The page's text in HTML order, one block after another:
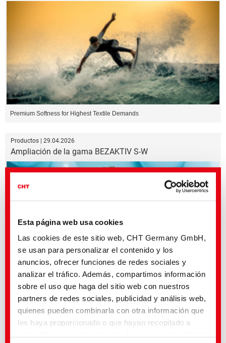
Esta página web usa cookies
Las cookies de este sitio web, CHT Germany GmbH,
se usan para personalizar el contenido y los
anuncios, ofrecer funciones de redes sociales y
analizar el tráfico. Además, compartimos información
sobre el uso que haga del sitio web con nuestros
partners de redes sociales, publicidad y análisis web,
quienes pueden combinarla con otra información que
les haya proporcionado o que hayan recopilado a
Premium Softness for Highest Textile Demands
Productos | 29.04.2026
Ampliación de la gama BEZAKTIV S-W
Dos nuevos colorantes reactivos amplían la gama
Productos | 30.03.2026
Empowering Circularity with TUBICOAT PET